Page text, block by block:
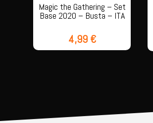
Magic the Gathering – Set
Base 2020 – Busta – ITA
4,99 €